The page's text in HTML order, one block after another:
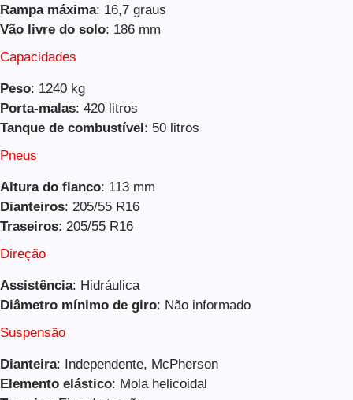
Rampa máxima: 16,7 graus
Vão livre do solo: 186 mm
Capacidades
Peso: 1240 kg
Porta-malas: 420 litros
Tanque de combustível: 50 litros
Pneus
Altura do flanco: 113 mm
Dianteiros: 205/55 R16
Traseiros: 205/55 R16
Direção
Assistência: Hidráulica
Diâmetro mínimo de giro: Não informado
Suspensão
Dianteira: Independente, McPherson
Elemento elástico: Mola helicoidal